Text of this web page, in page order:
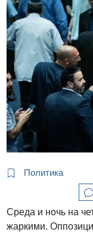
Политика
Среда и ночь на
жаркими.